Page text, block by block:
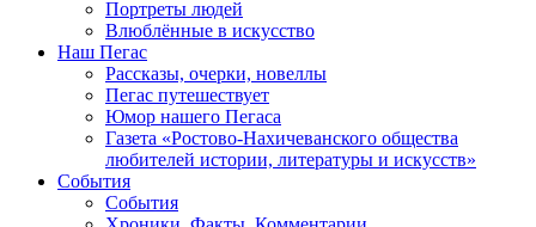
Портреты людей
Влюблённые в искусство
Наш Пегас
Рассказы, очерки, новеллы
Пегас путешествует
Юмор нашего Пегаса
Газета «Ростово-Нахичеванского общества
любителей истории, литературы и искусств»
События
События